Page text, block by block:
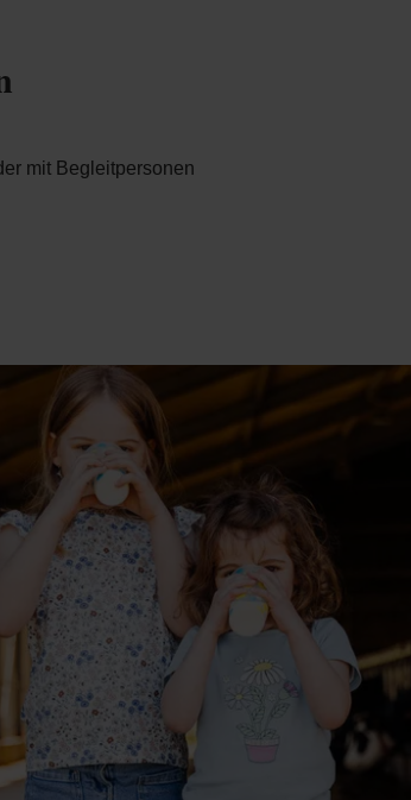
mit Begleitpersonen